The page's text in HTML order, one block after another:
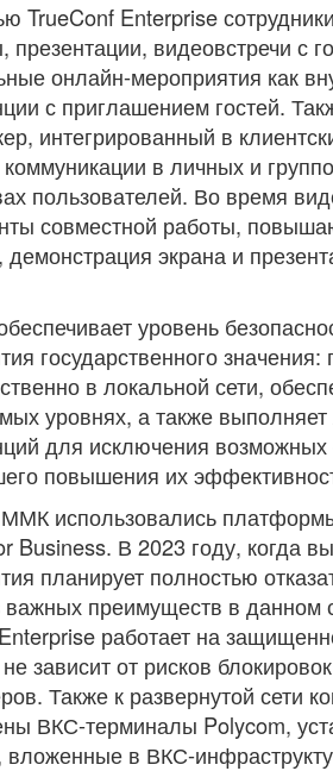
TrueConf Enterprise
презентации, видеовстречи с
онлайн-мероприятия как
с приглашением гостей.
интегрированный в
в личных и
пользователей. Во время
совместной работы,
экрана и
уровень
государственного
в локальной сети,
уровнях, а также
для исключения
повышения их
использовались
Business. В 2023 году, когда
планирует полностью
преимуществ в данном
работает на
зависит от рисков
Также к развернутой сети
ВКС-терминалы Polycom,
вложенные в ВКС-